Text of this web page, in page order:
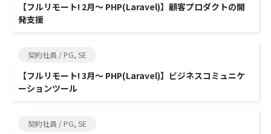
【フルリモート! 2月～ PHP(Laravel)】顧客プロダクトの開
発支援
契約社員 / PG, SE
【フルリモート! 3月～ PHP(Laravel)】ビジネスコミュニケ
ーションツール
契約社員 / PG, SE